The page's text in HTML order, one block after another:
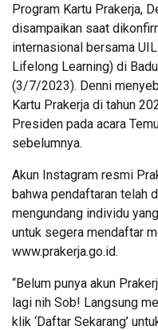
Program Kartu Prakerja,
disampaikan saat
internasional bersama
Lifelong Learning) di
(3/7/2023). Denni
Kartu Prakerja di tahun
Presiden pada acara
sebelumnya.
Akun Instagram resmi
bahwa pendaftaran telah
mengundang individu
untuk segera mendaftar
www.prakerja.go.id.
“Belum punya akun
lagi nih Sob! Langsung
klik ‘Daftar Sekarang’